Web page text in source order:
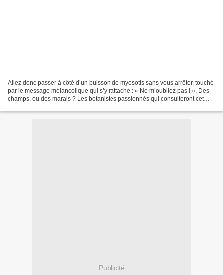
Allez donc passer à côté d’un buisson de myosotis sans vous arrêter, touché
par le message mélancolique qui s’y rattache : « Ne m’oubliez pas ! ». Des
champs, ou des marais ? Les botanistes passionnés qui consulteront cet
Publicité